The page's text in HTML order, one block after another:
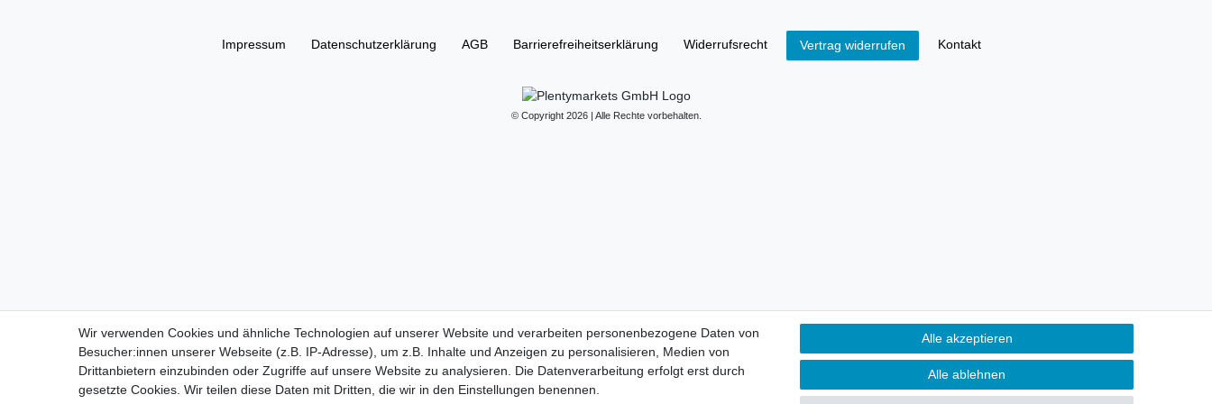
Impressum Daten­schutz­erklärung AGB Barrierefreiheitserklärung Widerrufs­recht Vertrag widerrufen Kontakt
© Copyright 2026 | Alle Rechte vorbehalten.
Wir verwenden Cookies und ähnliche Technologien auf unserer Website und verarbeiten personenbezogene Daten von
Besucher:innen unserer Webseite (z.B. IP-Adresse), um z.B. Inhalte und Anzeigen zu personalisieren, Medien von
Drittanbietern einzubinden oder Zugriffe auf unsere Website zu analysieren. Die Datenverarbeitung erfolgt erst durch
gesetzte Cookies. Wir teilen diese Daten mit Dritten, die wir in den Einstellungen benennen.
Alle akzeptieren
Alle ablehnen